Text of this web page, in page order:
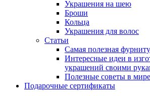
Украшения на шею
Броши
Кольца
Украшения для волос
Статьи
Самая полезная
Интересные идеи в
украшений своими
Полезные советы в
Подарочные сертификаты